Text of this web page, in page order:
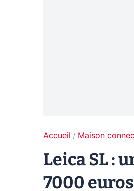
Accueil Maison
Leica SL :
7000 euros